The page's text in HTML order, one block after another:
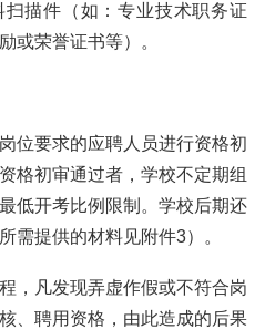
描件（如：专业技术职务证
或荣誉证书等）。
位要求的应聘人员进行资格初
格初审通过者，学校不定期组
低开考比例限制。学校后期还
需提供的材料见附件3）。
，凡发现弄虚作假或不符合岗
、聘用资格，由此造成的后果